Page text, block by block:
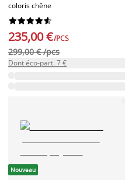
coloris chêne






235,00 €/PCS
299,00 € /pcs
Dont éco-part. 7 €
Nouveau